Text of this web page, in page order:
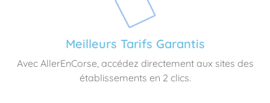
Meilleurs Tarifs Garantis
Avec AllerEnCorse, accédez directement aux sites des
établissements en 2 clics.